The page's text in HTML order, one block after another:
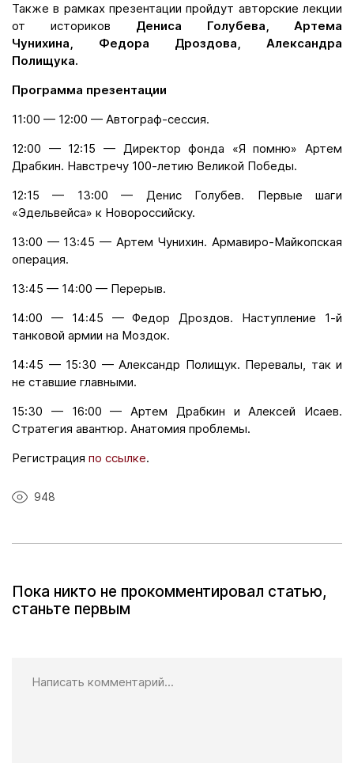
Также в рамках презентации пройдут авторские лекции
от историков Дениса Голубева, Артема
Чунихина, Федора Дроздова, Александра
Полищука.
Программа презентации
11:00 — 12:00 — Автограф-сессия.
12:00 — 12:15 — Директор фонда «Я помню» Артем
Драбкин. Навстречу 100-летию Великой Победы.
12:15 — 13:00 — Денис Голубев. Первые шаги
«Эдельвейса» к Новороссийску.
13:00 — 13:45 — Артем Чунихин. Армавиро-Майкопская
операция.
13:45 — 14:00 — Перерыв.
14:00 — 14:45 — Федор Дроздов. Наступление 1-й
танковой армии на Моздок.
14:45 — 15:30 — Александр Полищук. Перевалы, так и
не ставшие главными.
15:30 — 16:00 — Артем Драбкин и Алексей Исаев.
Стратегия авантюр. Анатомия проблемы.
Регистрация по ссылке.
948
Пока никто не прокомментировал статью,
станьте первым